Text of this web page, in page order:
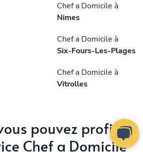
Chef a Domicile à
Nimes
Chef a Domicile à
Six-Fours-Les-Plages
Chef a Domicile à
Vitrolles
pouvez profiter
Chef a Domicile